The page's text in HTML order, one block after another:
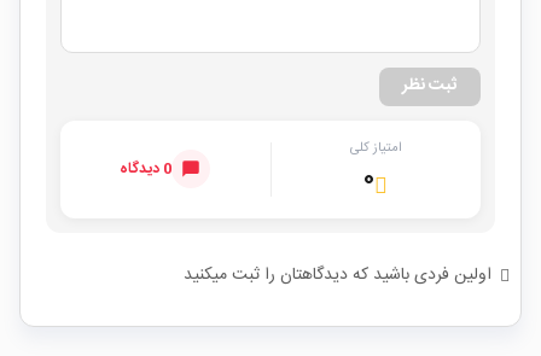
ثبت نظر
امتیاز کلی
۰ 0 دیدگاه
اولین فردی باشید که دیدگاهتان را ثبت میکنید